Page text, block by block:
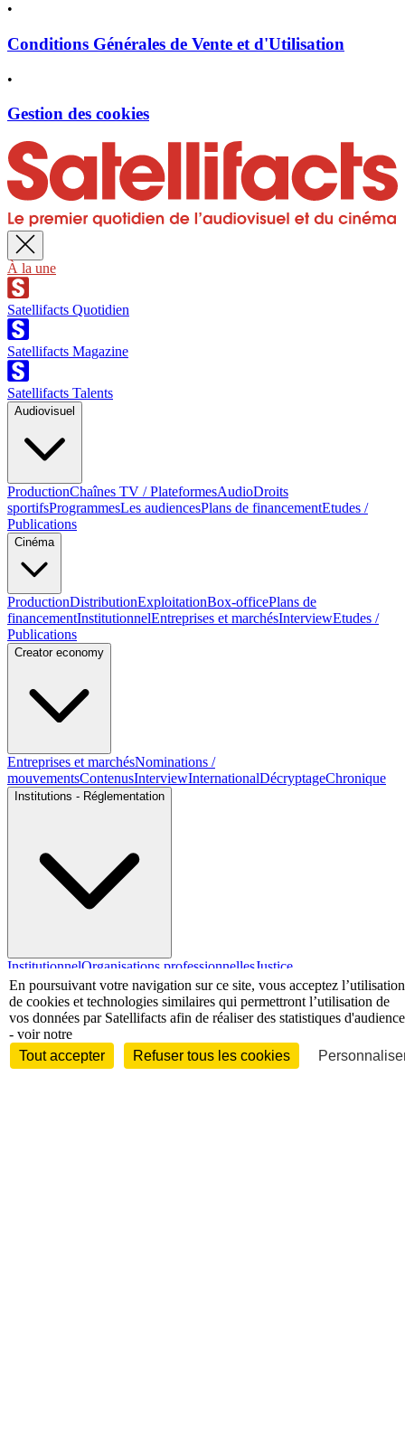
•
Conditions Générales de Vente et d'Utilisation
•
Gestion des cookies
À la une
Satellifacts Quotidien
Satellifacts Magazine
Satellifacts Talents
Audiovisuel
ProductionChaînes TV / PlateformesAudioDroits
sportifsProgrammesLes audiencesPlans de financementEtudes /
Publications
Cinéma
ProductionDistributionExploitationBox-officePlans de
financementInstitutionnelEntreprises et marchésInterviewEtudes /
Publications
Creator economy
Entreprises et marchésNominations /
mouvementsContenusInterviewInternationalDécryptageChronique
Institutions - Réglementation
InstitutionnelOrganisations professionnellesJustice
Economie - Marchés
En poursuivant votre navigation sur ce site, vous acceptez l’utilisation
de cookies et technologies similaires qui permettront l’utilisation de
vos données par Satellifacts afin de réaliser des statistiques d'audience
- voir notre
Tout accepter
Refuser tous les cookies